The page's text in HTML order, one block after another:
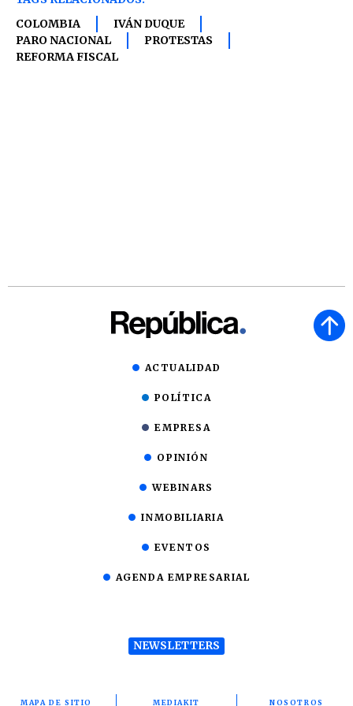
COLOMBIA
IVÁN DUQUE
PARO NACIONAL
PROTESTAS
REFORMA FISCAL
ACTUALIDAD
POLÍTICA
EMPRESA
OPINIÓN
WEBINARS
INMOBILIARIA
EVENTOS
AGENDA EMPRESARIAL
NEWSLETTERS
MAPA DE SITIO MEDIAKIT NOSOTROS